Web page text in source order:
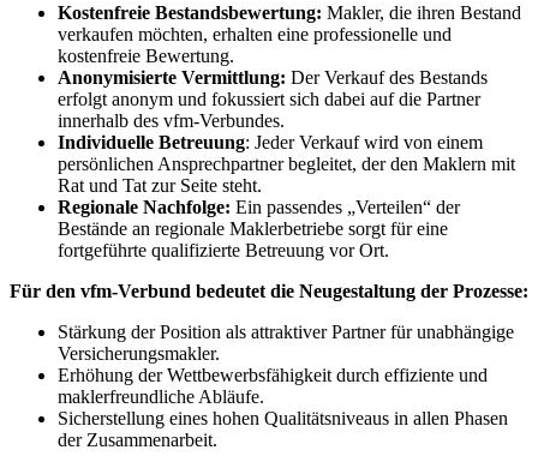
Kostenfreie Bestandsbewertung: Makler, die ihren Bestand
verkaufen möchten, erhalten eine professionelle und
kostenfreie Bewertung.
Anonymisierte Vermittlung: Der Verkauf des Bestands
erfolgt anonym und fokussiert sich dabei auf die Partner
innerhalb des vfm-Verbundes.
Individuelle Betreuung: Jeder Verkauf wird von einem
persönlichen Ansprechpartner begleitet, der den Maklern mit
Rat und Tat zur Seite steht.
Regionale Nachfolge: Ein passendes „Verteilen“ der
Bestände an regionale Maklerbetriebe sorgt für eine
fortgeführte qualifizierte Betreuung vor Ort.
Für den vfm-Verbund bedeutet die Neugestaltung der Prozesse:
Stärkung der Position als attraktiver Partner für unabhängige
Versicherungsmakler.
Erhöhung der Wettbewerbsfähigkeit durch effiziente und
maklerfreundliche Abläufe.
Sicherstellung eines hohen Qualitätsniveaus in allen Phasen
der Zusammenarbeit.